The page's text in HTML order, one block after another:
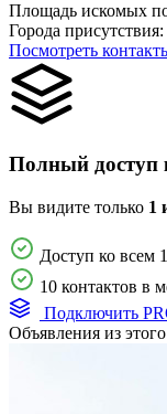
Площадь искомых
Города присутствия:
Посмотреть
Полный доступ
Вы видите только 1
Доступ ко всем
10 контактов в
Подключить
Объявления из